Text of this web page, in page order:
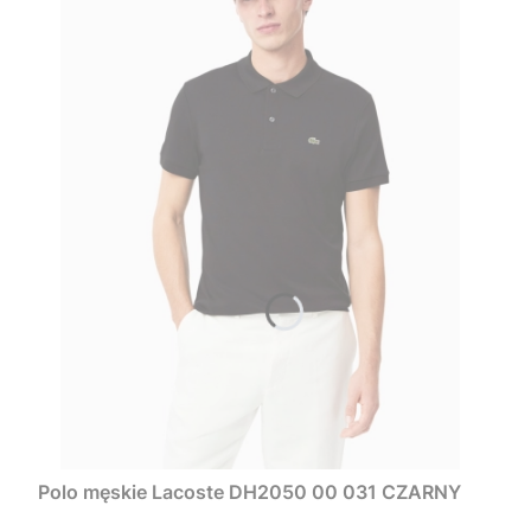
Polo męskie Lacoste DH2050 00 031 CZARNY